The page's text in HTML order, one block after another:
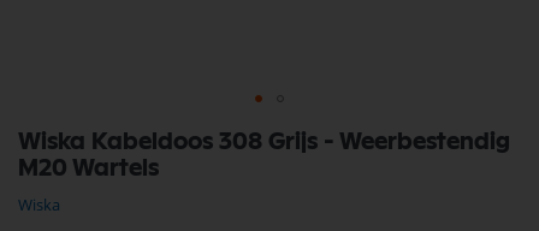
Wiska Kabeldoos 308 Grijs - Weerbestendig
M20 Wartels
Wiska
naar
het
van